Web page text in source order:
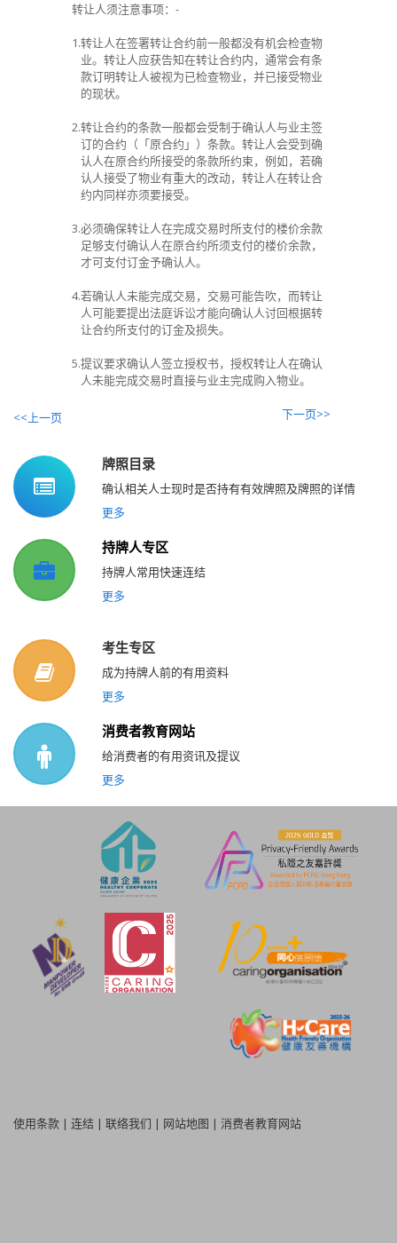
转让人须注意事项：-
1.转让人在签署转让合约前一般都没有机会检查物
业。转让人应获告知在转让合约内，通常会有条
款订明转让人被视为已检查物业，并已接受物业
的现状。
2.转让合约的条款一般都会受制于确认人与业主签
订的合约（「原合约」）条款。转让人会受到确
认人在原合约所接受的条款所约束，例如，若确
认人接受了物业有重大的改动，转让人在转让合
约内同样亦须要接受。
3.必须确保转让人在完成交易时所支付的楼价余款
足够支付确认人在原合约所须支付的楼价余款，
才可支付订金予确认人。
4.若确认人未能完成交易，交易可能告吹，而转让
人可能要提出法庭诉讼才能向确认人讨回根据转
让合约所支付的订金及损失。
5.提议要求确认人签立授权书，授权转让人在确认
人未能完成交易时直接与业主完成购入物业。
<<上一页 下一页>>
牌照目录
确认相关人士现时是否持有有效牌照及牌照的详情
更多
持牌人专区
持牌人常用快速连结
更多
考生专区
成为持牌人前的有用资料
更多
消费者教育网站
给消费者的有用资讯及提议
更多
使用条款 | 连结 | 联络我们 | 网站地图 | 消费者教育网站